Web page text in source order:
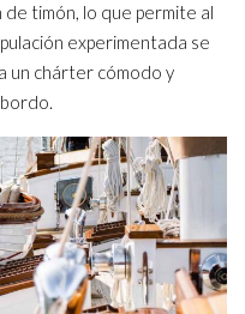
timón, lo que permite al
experimentada se
un chárter cómodo y